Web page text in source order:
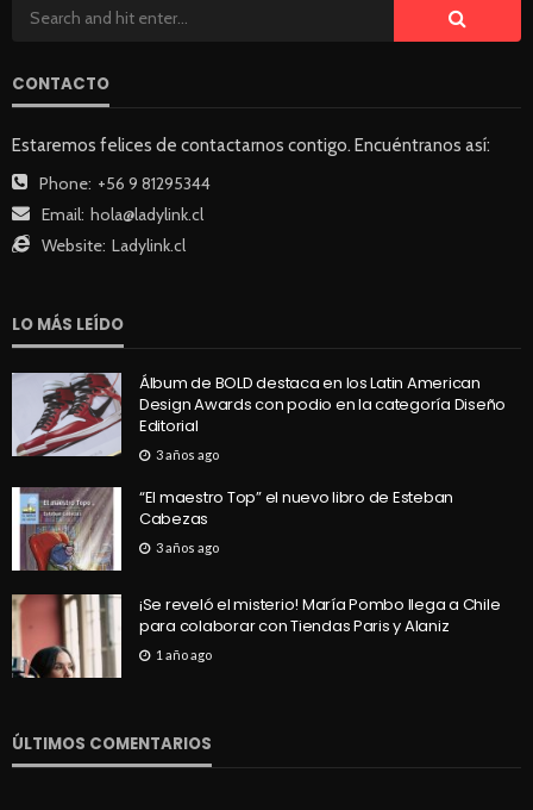
CONTACTO
Estaremos felices de contactarnos contigo. Encuéntranos así:
Phone: +56 9 81295344
Email: hola@ladylink.cl
Website: Ladylink.cl
LO MÁS LEÍDO
Álbum de BOLD destaca en los Latin American
Design Awards con podio en la categoría Diseño
Editorial
3 años ago
“El maestro Top” el nuevo libro de Esteban
Cabezas
3 años ago
¡Se reveló el misterio! María Pombo llega a Chile
para colaborar con Tiendas Paris y Alaniz
1 año ago
ÚLTIMOS COMENTARIOS